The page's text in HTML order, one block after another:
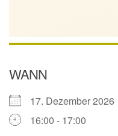
WANN
17. Dezember 2026
16:00 - 17:00